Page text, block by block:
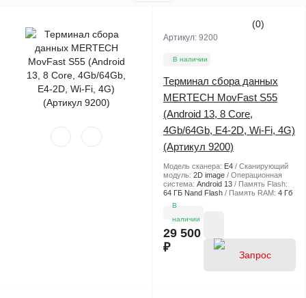
(0)
Артикул: 9200
В наличии
Терминал сбора данных
MERTECH MovFast S55
(Android 13, 8 Core,
4Gb/64Gb, E4-2D, Wi-Fi, 4G)
(Артикул 9200)
Модель сканера: E4
Сканирующий
модуль: 2D image
Операционная
система: Android 13
Память Flash:
64 ГБ Nand Flash
Память RAM: 4 Гб
В
наличии
29 500
₽